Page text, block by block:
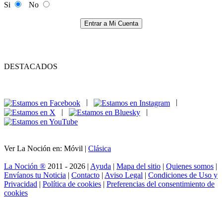
Si
No
Entrar a Mi Cuenta
DESTACADOS
|
|
Ver La Noción en: Móvil | Clásica
La Noción ® 2011 - 2026 | Ayuda | Mapa del sitio | Quienes somos |
Envíanos tu Noticia | Contacto | Aviso Legal | Condiciones de Uso y
Privacidad | Política de cookies | Preferencias del consentimiento de
cookies